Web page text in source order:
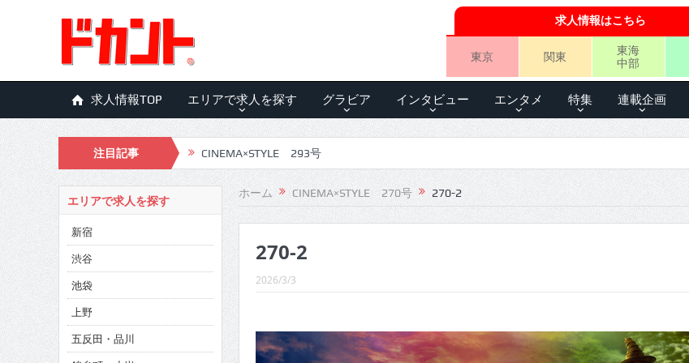
求人情報はこちら
東京 関東
東海
中部
求人情報TOP エリアで求人を探す グラビア インタビュー エンタメ 特集 連載企画
注目記事 CINEMA×STYLE 293号
CINEMA×STYLE 292号
CINEMA×STYLE 291号
CINEMA×STYLE 290号
CINEMA×STYLE 289号
CINEMA×STYLE 288号
CINEMA×STYLE 287号
ホーム CINEMA×STYLE 270号 270-2
270-2
2026/3/3
エリアで求人を探す
新宿
渋谷
池袋
上野
五反田・品川